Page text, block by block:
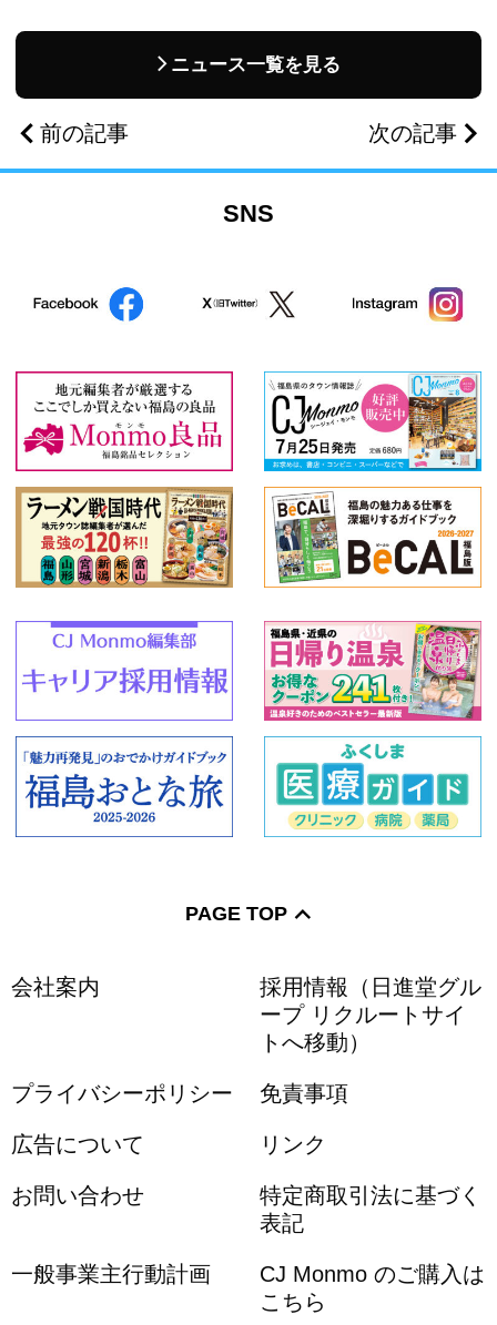
前の記事
ニュース一覧を見る
次の記事
SNS
PAGE TOP
会社案内
採用情報（日進堂グル
ープ リクルートサイ
トへ移動）
プライバシーポリシー 免責事項
広告について リンク
お問い合わせ
特定商取引法に基づく
表記
一般事業主行動計画
CJ Monmo のご購入は
こちら